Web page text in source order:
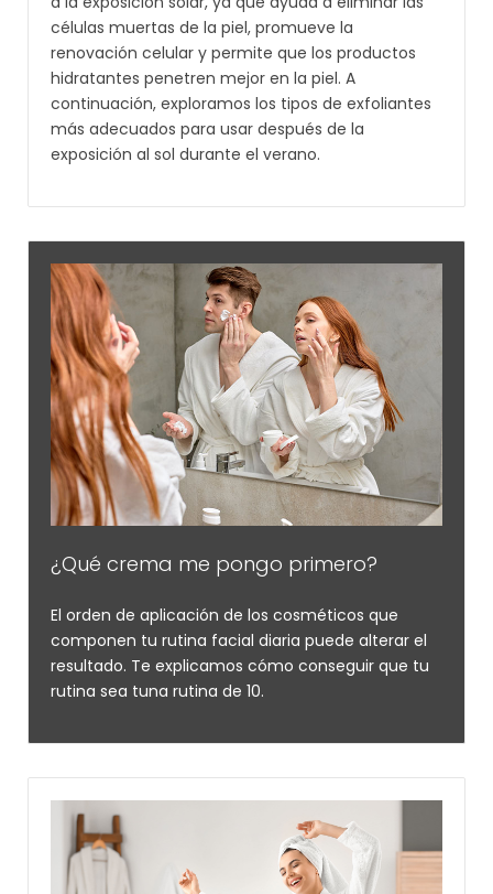
células muertas de la piel, promueve la
renovación celular y permite que los productos
hidratantes penetren mejor en la piel. A
continuación, exploramos los tipos de exfoliantes
más adecuados para usar después de la
exposición al sol durante el verano.
¿Qué crema me pongo primero?
El orden de aplicación de los cosméticos que
componen tu rutina facial diaria puede alterar el
resultado. Te explicamos cómo conseguir que tu
rutina sea tuna rutina de 10.